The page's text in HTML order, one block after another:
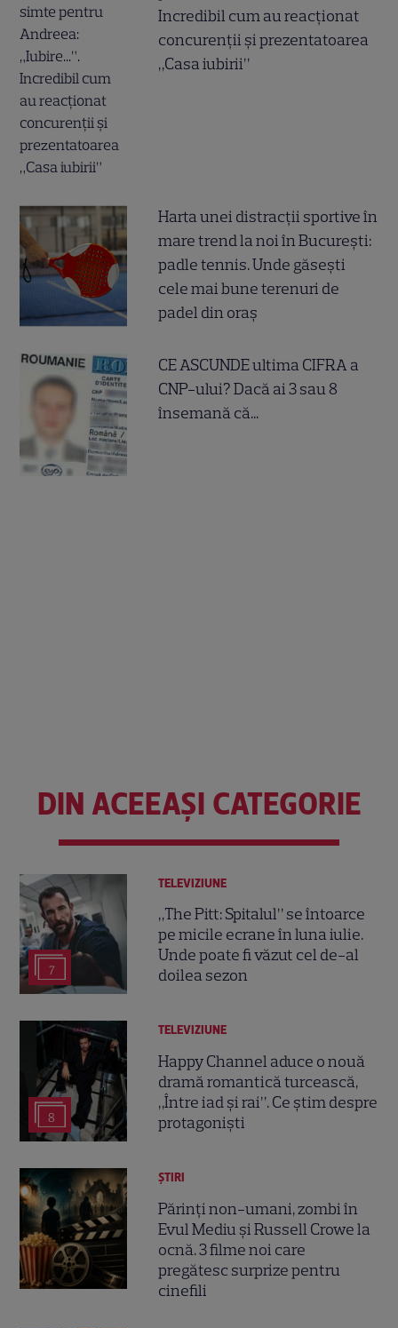
Incredibil cum au reacționat
concurenții și prezentatoarea
„Casa iubirii”
Harta unei distracții sportive în
mare trend la noi în București:
padle tennis. Unde găsești
cele mai bune terenuri de
padel din oraș
CE ASCUNDE ultima CIFRA a
CNP-ului? Dacă ai 3 sau 8
însemană că...
DIN ACEEAȘI CATEGORIE
7
TELEVIZIUNE
„The Pitt: Spitalul” se întoarce
pe micile ecrane în luna iulie.
Unde poate fi văzut cel de-al
doilea sezon
8
TELEVIZIUNE
Happy Channel aduce o nouă
dramă romantică turcească,
„Între iad și rai”. Ce știm despre
protagoniști
ȘTIRI
Părinți non-umani, zombi în
Evul Mediu și Russell Crowe la
ocnă. 3 filme noi care
pregătesc surprize pentru
cinefili